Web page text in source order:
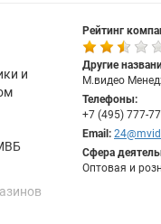
Рейтинг
Другие
М.видео
Телефоны:
+7 (495) 777-
Email:
Сфера
Оптовая и
и